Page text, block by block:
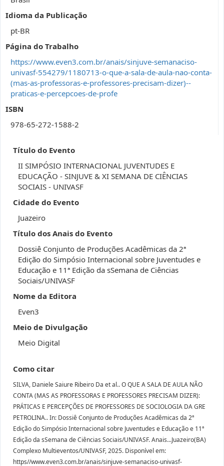
Idioma da Publicação
pt-BR
Página do Trabalho
https://www.even3.com.br/anais/sinjuve-semanaciso-
univasf-554279/1180713-o-que-a-sala-de-aula-nao-conta-
(mas-as-professoras-e-professores-precisam-dizer)--
praticas-e-percepcoes-de-profe
ISBN
978-65-272-1588-2
Título do Evento
II SIMPÓSIO INTERNACIONAL JUVENTUDES E
EDUCAÇÃO - SINJUVE & XI SEMANA DE CIÊNCIAS
SOCIAIS - UNIVASF
Cidade do Evento
Juazeiro
Título dos Anais do Evento
Dossiê Conjunto de Produções Acadêmicas da 2ª
Edição do Simpósio Internacional sobre Juventudes e
Educação e 11ª Edição da sSemana de Ciências
Sociais/UNIVASF
Nome da Editora
Even3
Meio de Divulgação
Meio Digital
Como citar
SILVA, Daniele Saiure Ribeiro Da et al.. O QUE A SALA DE AULA NÃO
CONTA (MAS AS PROFESSORAS E PROFESSORES PRECISAM DIZER):
PRÁTICAS E PERCEPÇÕES DE PROFESSORES DE SOCIOLOGIA DA GRE
PETROLINA.. In: Dossiê Conjunto de Produções Acadêmicas da 2ª
Edição do Simpósio Internacional sobre Juventudes e Educação e 11ª
Edição da sSemana de Ciências Sociais/UNIVASF. Anais...Juazeiro(BA)
Complexo Multieventos/UNIVASF, 2025. Disponível em:
https//www.even3.com.br/anais/sinjuve-semanaciso-univasf-